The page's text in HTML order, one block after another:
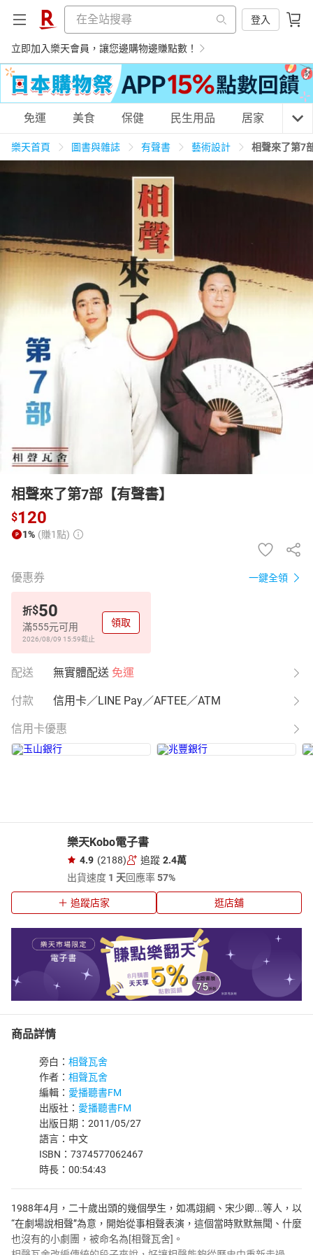
登入
立即加入樂天會員，讓您邊購物邊賺點數！
購物網分類
養生保健
居家生活 3C家電 親子玩具
女裝 男裝 化妝保養
日本購物
HOT
免運 美食 保健 民生用品 居家 3C
樂天首頁 圖書與雜誌 有聲書 藝術設計 相聲來了第7
相聲來了第7部【有聲書】
$120
1% (賺1點)
優惠券 一鍵全領
折$50
滿555元可用
2026/08/09 15:59截止
領取
配送 無實體配送 免運
付款 信用卡／LINE Pay／AFTEE／ATM
信用卡優惠
樂天Kobo電子書
4.9 (2188) 追蹤 2.4萬
出貨速度 1 天回應率57%
追蹤店家 逛店舖
商品詳情
旁白： 相聲瓦舍
作者： 相聲瓦舍
編輯： 愛播聽書FM
出版社： 愛播聽書FM
出版日期：2011/05/27
語言：中文
ISBN：7374577062467
時長：00:54:43
1988年4月，二十歲出頭的幾個學生，如馮翊綱、宋少卿...等人，以
“在劇場說相聲”為意，開始從事相聲表演，這個當時默默無聞、什麼
也沒有的小劇團，被命名為[相聲瓦舍]。